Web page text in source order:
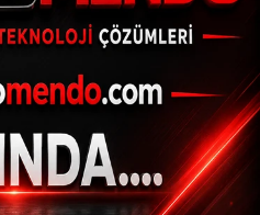
Halk Eğitim Merkezi
Mesleki Teknik
öğretmenler
ABONE OL